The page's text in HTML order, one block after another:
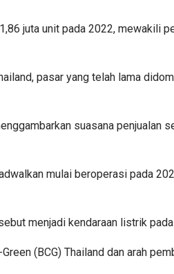
juta unit pada 2022, mewakili
pasar yang telah lama
suasana penjualan
mulai beroperasi pada
menjadi kendaraan listrik
(BCG) Thailand dan arah